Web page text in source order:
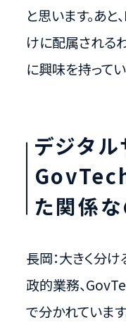
と思います。あ
けに配属される
に興味を持って
デジタル
た関係な
長岡：大きく分
政的業務、
で分かれていま